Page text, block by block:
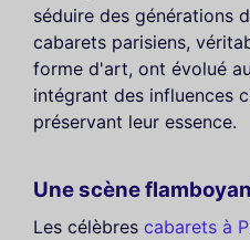
séduire des générations
cabarets parisiens,
forme d'art, ont évolué
intégrant des influences
préservant leur essence.
Une scène
Les célèbres cabarets à